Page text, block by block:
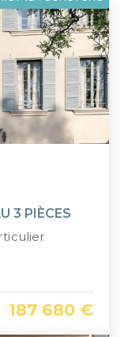
3 PIÈCES
187 680 €